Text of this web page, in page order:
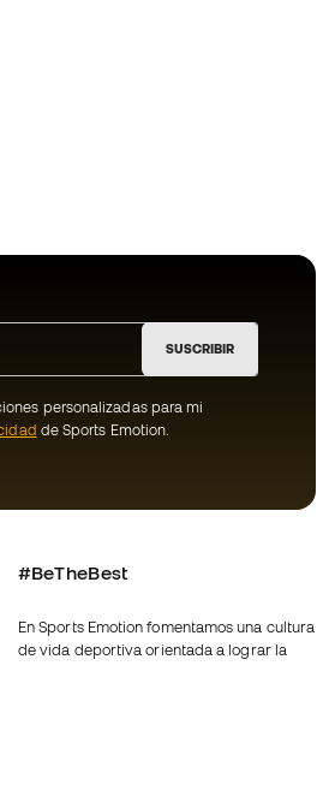
SUSCRIBIR
personalizadas para mi
de Sports Emotion.
#BeTheBest
En Sports Emotion fomentamos una cultura
de vida deportiva orientada a lograr la